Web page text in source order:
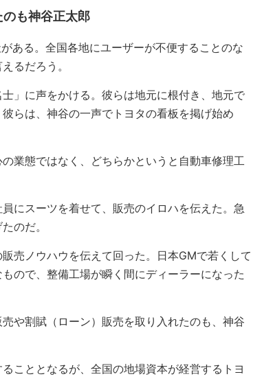
も神谷正太郎
ある。全国各地にユーザーが不便することのな
るだろう。
」に声をかける。彼らは地元に根付き、地元で
らは、神谷の一声でトヨタの看板を掲げ始め
業態ではなく、どちらかというと自動車修理工
にスーツを着せて、販売のイロハを伝えた。急
のだ。
売ノウハウを伝えて回った。日本GMで若くして
ので、整備工場が瞬く間にディーラーになった
や割賦（ローン）販売を取り入れたのも、神谷
こととなるが、全国の地場資本が経営するトヨ